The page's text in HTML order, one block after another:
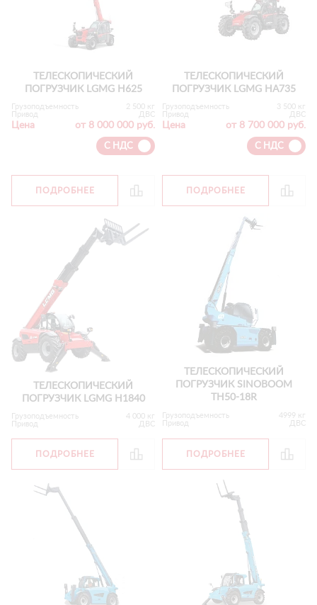
ТЕЛЕСКОПИЧЕСКИЙ
ПОГРУЗЧИК LGMG H625
Грузоподъемность
2 500 кг
Привод
ДВС
Цена от 8 000 000 руб.
С НДС
ПОДРОБНЕЕ
ТЕЛЕСКОПИЧЕСКИЙ
ПОГРУЗЧИК LGMG HA735
Грузоподъемность
3 500 кг
Привод
ДВС
Цена от 8 700 000 руб.
С НДС
ПОДРОБНЕЕ
ТЕЛЕСКОПИЧЕСКИЙ
ПОГРУЗЧИК LGMG H1840
Грузоподъемность
4 000 кг
Привод
ДВС
ПОДРОБНЕЕ
ТЕЛЕСКОПИЧЕСКИЙ
ПОГРУЗЧИК SINOBOOM
ТН50-18R
Грузоподъемность
4999 кг
Привод
ДВС
ПОДРОБНЕЕ